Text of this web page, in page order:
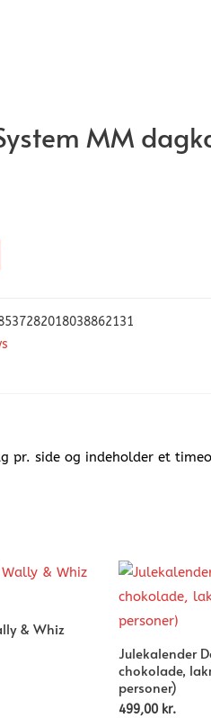
MM
side og indeholder et
& Whiz
Julekalender
chokolade,
personer)
499,00 kr.